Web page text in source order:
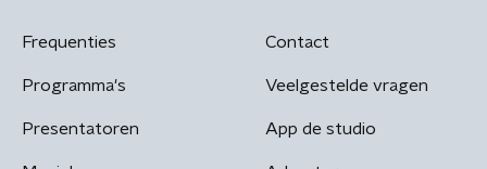
Frequenties
Programma's
Presentatoren
Contact
Veelgestelde vragen
App de studio